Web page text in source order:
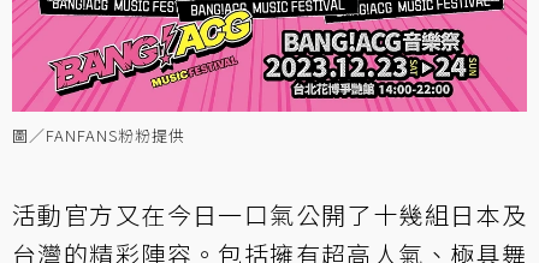
圖／FANFANS粉粉提供
活動官方又在今日一口氣公開了十幾組日本及
台灣的精彩陣容。包括擁有超高人氣、極具舞